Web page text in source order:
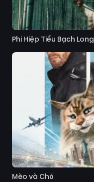
Phi Hiệp Tiểu Bạch Long
Mèo và Chó